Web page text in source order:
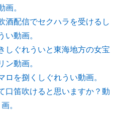
画。
酒配信でセクハラを受けるし
い動画。
しぐれういと東海地方の女宝
ン動画。
ロを捌くしぐれうい動画。
口笛吹けると思いますか？動
画。